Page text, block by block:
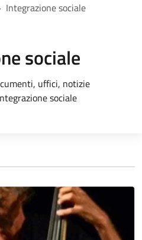
Integrazione sociale
sociale
uffici, notizie
sociale